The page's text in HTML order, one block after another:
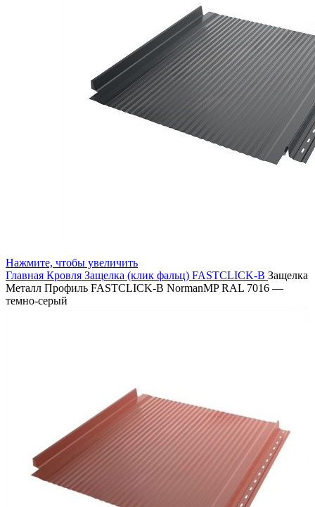
Нажмите, чтобы увеличить
Главная Кровля Защелка (клик фальц) FASTCLICK-B Защелка
Металл Профиль FASTCLICK-В NormanMP RAL 7016 —
темно-серый